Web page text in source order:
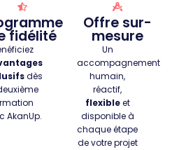
fidélité
dès
AkanUp.
Offre sur-
mesure
Un
accompagnement
humain,
réactif,
flexibleet
disponible à
chaque étape
de votre projet